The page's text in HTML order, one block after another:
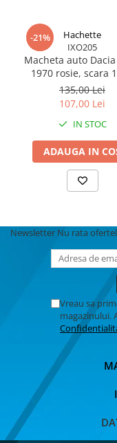
-21%
Hachette
IXO205
Macheta auto
1970 rosie, scara
miniatura metalica
colectie
135,00 Lei
107,00 Lei
IN STOC
ADAUGA IN
Newsletter Nu rata
Vreau sa
magazinului.